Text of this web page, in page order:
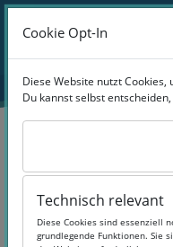
Zum Hauptinhalt
Website-Übersicht
Suchen
Cookie Opt-In
Diese Website nutzt
Du kannst selbst
Technisch relevant
Diese Cookies sind essenziell
grundlegende Funktionen. Sie
Cookie Opt-In
Diese Website nutzt
Du kannst selbst
Technisch relevant
Diese Cookies sind essenziell
grundlegende Funktionen. Sie